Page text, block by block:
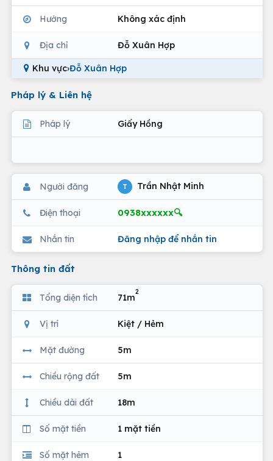
Hướng Không xác định
Địa chỉ Đỗ Xuân Hợp
Khu vực›Đỗ Xuân Hợp
Pháp lý & Liên hệ
Pháp lý Giấy Hồng
Người đăng T Trần Nhật Minh
Điện thoại 0938xxxxxx🔍
Nhắn tin Đăng nhập để nhắn tin
Thông tin đất
Tổng diện tích 71m
2
Vị trí Kiệt / Hẻm
Mặt đường 5m
Chiều rộng đất 5m
Chiều dài đất 18m
Số mặt tiền 1 mặt tiền
Số mặt hẻm 1